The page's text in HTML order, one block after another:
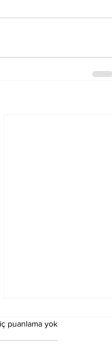
puanlama yok